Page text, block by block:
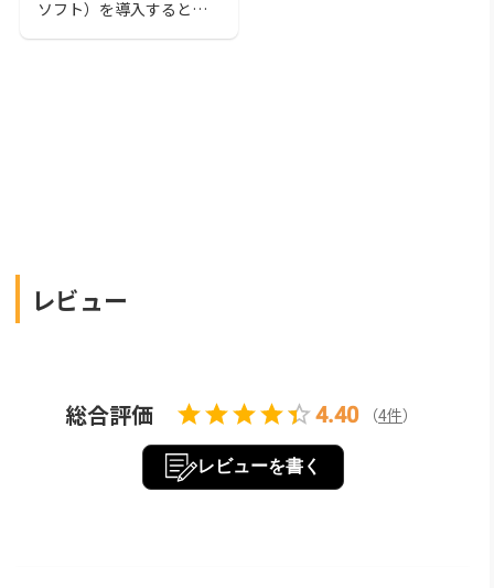
ソフト）を導入するとき
レビュー
総合評価 4.40 （4件）
レビューを書く